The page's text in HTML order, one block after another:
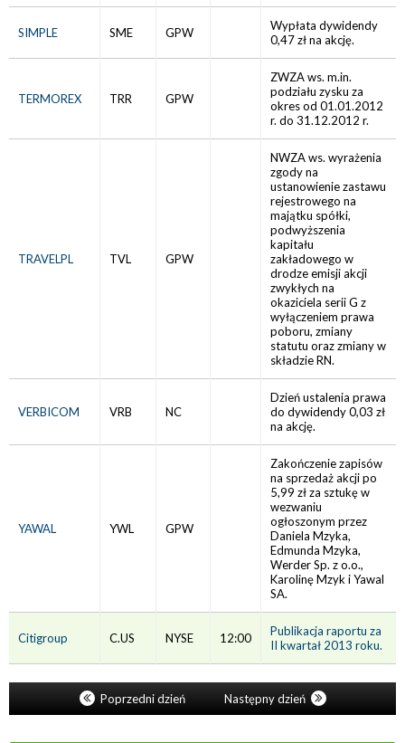
SIMPLE SME GPW
Wypłata dywidendy
0,47 zł na akcję.
TERMOREX TRR GPW
ZWZA ws. m.in.
podziału zysku za
okres od 01.01.2012
r. do 31.12.2012 r.
TRAVELPL TVL GPW
NWZA ws. wyrażenia
zgody na
ustanowienie zastawu
rejestrowego na
majątku spółki,
podwyższenia
kapitału
zakładowego w
drodze emisji akcji
zwykłych na
okaziciela serii G z
wyłączeniem prawa
poboru, zmiany
statutu oraz zmiany w
składzie RN.
VERBICOM VRB NC
Dzień ustalenia prawa
do dywidendy 0,03 zł
na akcję.
YAWAL YWL GPW
Zakończenie zapisów
na sprzedaż akcji po
5,99 zł za sztukę w
wezwaniu
ogłoszonym przez
Daniela Mzyka,
Edmunda Mzyka,
Werder Sp. z o.o.,
Karolinę Mzyk i Yawal
SA.
Citigroup C.US NYSE 12:00
Publikacja raportu za
II kwartał 2013 roku.
Poprzedni dzień Następny dzień